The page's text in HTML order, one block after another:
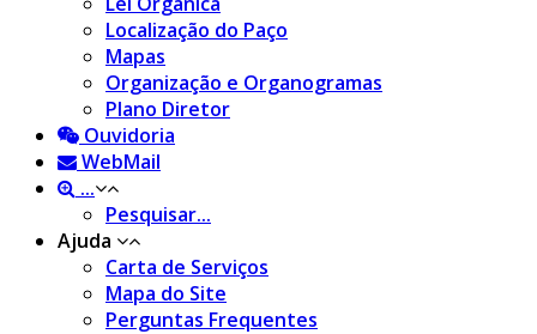
Localização do Paço
Mapas
Organização e Organogramas
Plano Diretor
Ouvidoria
WebMail
...
Pesquisar...
Ajuda
Carta de Serviços
Mapa do Site
Perguntas Frequentes